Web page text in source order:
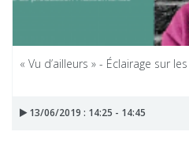
« Vu d’ailleurs » - Éclairage sur
13/06/2019 : 14:25 - 14:45